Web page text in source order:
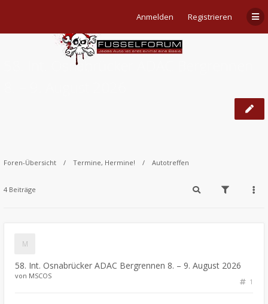
Anmelden Registrieren
58. Int. Osnabrücker ADAC Bergrennen
Foren-Übersicht Termine, Hermine! Autotreffen
4 Beiträge
58. Int. Osnabrücker ADAC Bergrennen 8. – 9. August 2026
1
von MSCOS